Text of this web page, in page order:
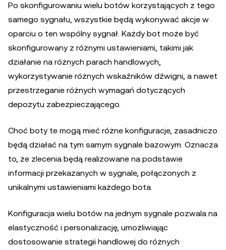
Po skonfigurowaniu wielu botów korzystających z tego
samego sygnału, wszystkie będą wykonywać akcje w
oparciu o ten wspólny sygnał. Każdy bot może być
skonfigurowany z różnymi ustawieniami, takimi jak
działanie na różnych parach handlowych,
wykorzystywanie różnych wskaźników dźwigni, a nawet
przestrzeganie różnych wymagań dotyczących
depozytu zabezpieczającego.
Choć boty te mogą mieć różne konfiguracje, zasadniczo
będą działać na tym samym sygnale bazowym. Oznacza
to, że zlecenia będą realizowane na podstawie
informacji przekazanych w sygnale, połączonych z
unikalnymi ustawieniami każdego bota.
Konfiguracja wielu botów na jednym sygnale pozwala na
elastyczność i personalizację, umożliwiając
dostosowanie strategii handlowej do różnych